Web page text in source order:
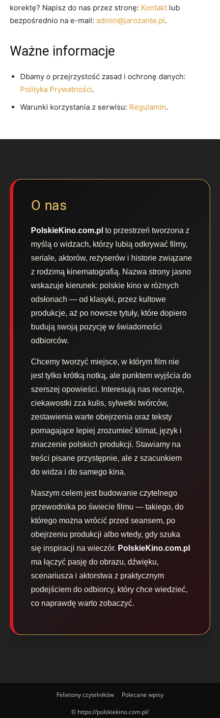
korektę? Napisz do nas przez stronę: Kontakt lub
bezpośrednio na e-mail: admin@jarozante.pl.
Ważne informacje
Dbamy o przejrzystość zasad i ochronę danych:
Polityka Prywatności.
Warunki korzystania z serwisu: Regulamin.
O nas
PolskieKino.com.pl to przestrzeń tworzona z
myślą o widzach, którzy lubią odkrywać filmy,
seriale, aktorów, reżyserów i historie związane
z rodzimą kinematografią. Nazwa strony jasno
wskazuje kierunek: polskie kino w różnych
odsłonach — od klasyki, przez kultowe
produkcje, aż po nowsze tytuły, które dopiero
budują swoją pozycję w świadomości
odbiorców.
Chcemy tworzyć miejsce, w którym film nie
jest tylko krótką notką, ale punktem wyjścia do
szerszej opowieści. Interesują nas recenzje,
ciekawostki zza kulis, sylwetki twórców,
zestawienia warte obejrzenia oraz teksty
pomagające lepiej zrozumieć klimat, język i
znaczenie polskich produkcji. Stawiamy na
treści pisane przystępnie, ale z szacunkiem
do widza i do samego kina.
Naszym celem jest budowanie czytelnego
przewodnika po świecie filmu — takiego, do
którego można wrócić przed seansem, po
obejrzeniu produkcji albo wtedy, gdy szuka
się inspiracji na wieczór. PolskieKino.com.pl
ma łączyć pasję do obrazu, dźwięku,
scenariusza i aktorstwa z praktycznym
podejściem do odbiorcy, który chce wiedzieć,
co naprawdę warto zobaczyć.
Felietony czytelników Polecane wpisy
© https://polskiekino.com.pl/